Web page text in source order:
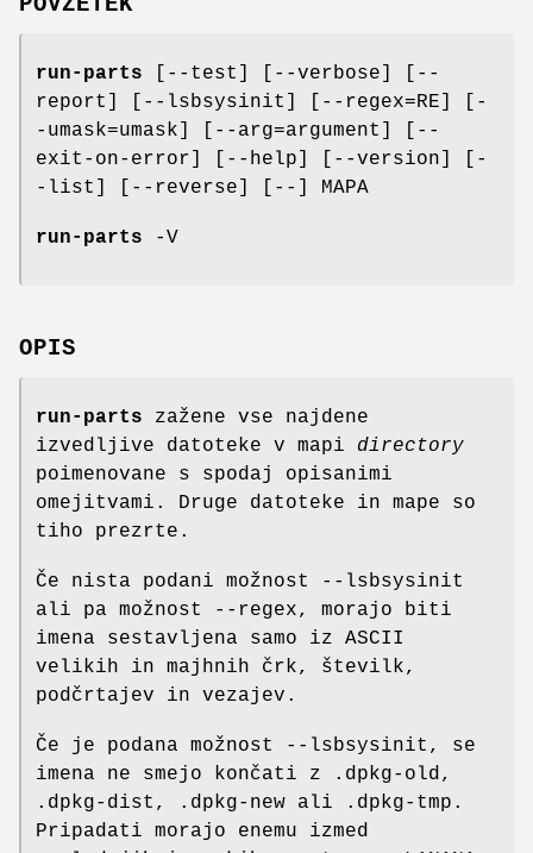
run-parts [--test] [--verbose] [--
report] [--lsbsysinit] [--regex=RE] [-
-umask=umask] [--arg=argument] [--
exit-on-error] [--help] [--version] [-
-list] [--reverse] [--] MAPA
run-parts -V
OPIS
run-parts zažene vse najdene
izvedljive datoteke v mapi directory
poimenovane s spodaj opisanimi
omejitvami. Druge datoteke in mape so
tiho prezrte.
Če nista podani možnost --lsbsysinit
ali pa možnost --regex, morajo biti
imena sestavljena samo iz ASCII
velikih in majhnih črk, številk,
podčrtajev in vezajev.
Če je podana možnost --lsbsysinit, se
imena ne smejo končati z .dpkg-old,
.dpkg-dist, .dpkg-new ali .dpkg-tmp.
Pripadati morajo enemu izmed